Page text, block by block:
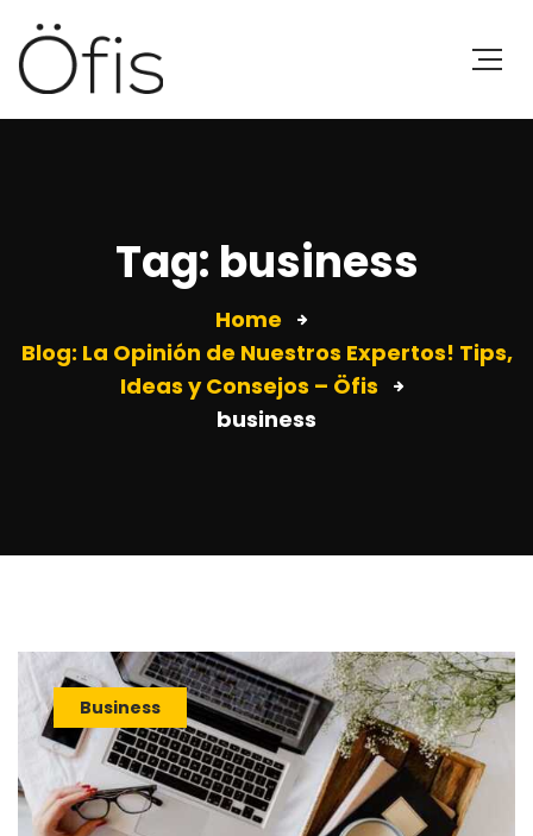
Tag: business
Home
Blog: La Opinión de Nuestros Expertos! Tips,
Ideas y Consejos – Öfis
business
Business